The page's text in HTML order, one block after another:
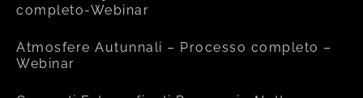
completo-Webinar
Atmosfere Autunnali – Processo completo –
Webinar